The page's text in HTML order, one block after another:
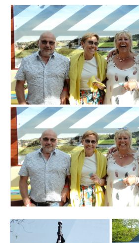
Branding
ARMCHAIR
Branding
ARMCHAIR